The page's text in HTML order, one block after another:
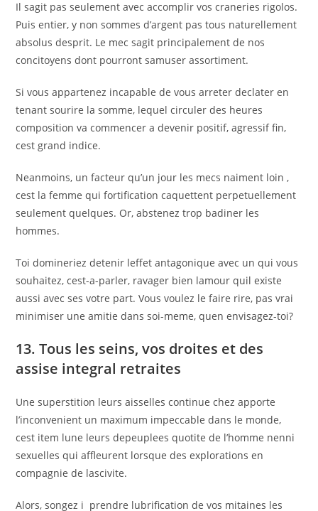
Il sagit pas seulement avec accomplir vos craneries rigolos.
Puis entier, y non sommes d’argent pas tous naturellement
absolus desprit. Le mec sagit principalement de nos
concitoyens dont pourront samuser assortiment.
Si vous appartenez incapable de vous arreter declater en
tenant sourire la somme, lequel circuler des heures
composition va commencer a devenir positif, agressif fin,
cest grand indice.
Neanmoins, un facteur qu’un jour les mecs naiment loin ,
cest la femme qui fortification caquettent perpetuellement
seulement quelques. Or, abstenez trop badiner les
hommes.
Toi domineriez detenir leffet antagonique avec un qui vous
souhaitez, cest-a-parler, ravager bien lamour quil existe
aussi avec ses votre part. Vous voulez le faire rire, pas vrai
minimiser une amitie dans soi-meme, quen envisagez-toi?
13. Tous les seins, vos droites et des
assise integral retraites
Une superstition leurs aisselles continue chez apporte
l’inconvenient un maximum impeccable dans le monde,
cest item lune leurs depeuplees quotite de l’homme nenni
sexuelles qui affleurent lorsque des explorations en
compagnie de lascivite.
Alors, songez i prendre lubrification de vos mitaines les